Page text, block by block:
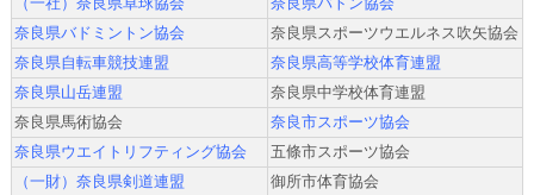
奈良県バドミントン協会
奈良県スポーツウエルネス吹矢協会
奈良県自転車競技連盟
奈良県高等学校体育連盟
奈良県山岳連盟
奈良県中学校体育連盟
奈良県馬術協会
奈良市スポーツ協会
奈良県ウエイトリフティング協会
五條市スポーツ協会
（一財）奈良県剣道連盟
御所市体育協会